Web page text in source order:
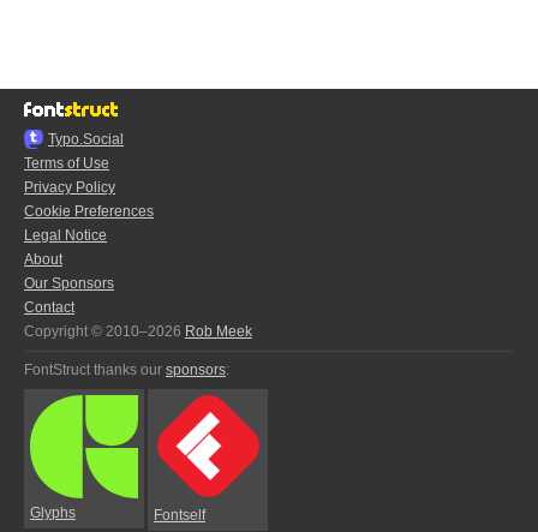
Typo.Social
Terms of Use
Privacy Policy
Cookie Preferences
Legal Notice
About
Our Sponsors
Contact
Copyright © 2010–2026 Rob Meek
FontStruct thanks our sponsors:
Glyphs Fontself